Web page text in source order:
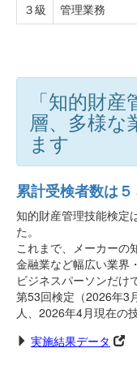
３級
管理業務
「知的財
層、多様な
ます
累計受検者数は５
知的財産管理技能検定
た。
これまで、メーカーの
金融業など幅広い業界
ビジネスパーソンだけ
第53回検定（2026年3
人、2026年4月現在の
実
実施結果データ